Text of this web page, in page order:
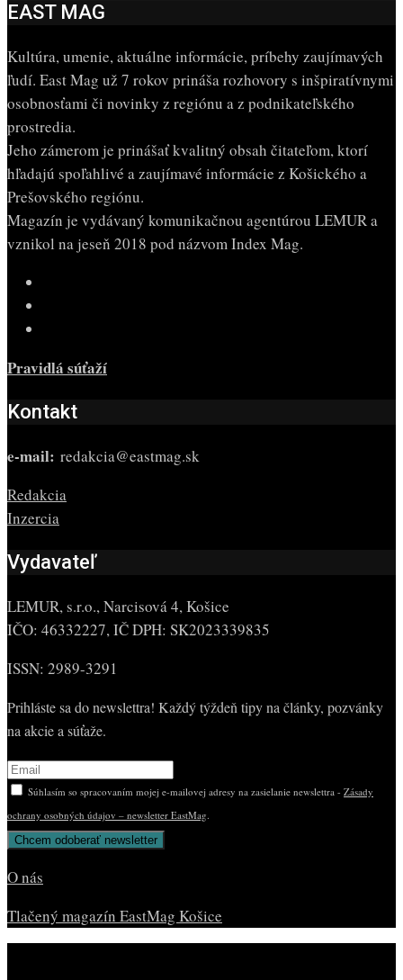
EAST MAG
Kultúra, umenie, aktuálne informácie, príbehy zaujímavých
ľudí. East Mag už 7 rokov prináša rozhovory s inšpiratívnymi
osobnosťami či novinky z regiónu a z podnikateľského
prostredia.
Jeho zámerom je prinášať kvalitný obsah čitateľom, ktorí
hľadajú spoľahlivé a zaujímavé informácie z Košického a
Prešovského regiónu.
Magazín je vydávaný komunikačnou agentúrou LEMUR a
vznikol na jeseň 2018 pod názvom Index Mag.
Pravidlá súťaží
Kontakt
e-mail: redakcia@eastmag.sk
Redakcia
Inzercia
Vydavateľ
LEMUR, s.r.o., Narcisová 4, Košice
IČO: 46332227, IČ DPH: SK2023339835
ISSN: 2989-3291
Prihláste sa do newslettra! Každý týždeň tipy na články, pozvánky
na akcie a súťaže.
Súhlasím so spracovaním mojej e-mailovej adresy na zasielanie newslettra - Zásady
ochrany osobných údajov – newsletter EastMag.
O nás
Tlačený magazín EastMag Košice